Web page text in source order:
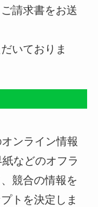
請求書をお送
いておりま
ンライン情報
などのオフラ
競合の情報を
トを決定しま